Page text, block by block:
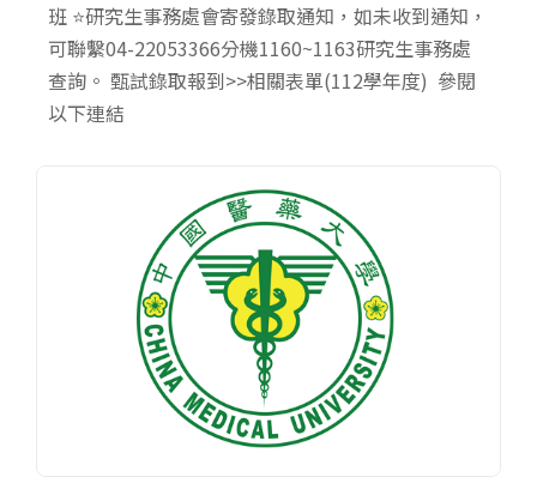
班 ⭐️研究生事務處會寄發錄取通知，如未收到通知，
可聯繫04-22053366分機1160~1163研究生事務處
查詢。 甄試錄取報到>>相關表單(112學年度) 參閱
以下連結